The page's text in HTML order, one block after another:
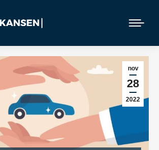
nov
28
2022